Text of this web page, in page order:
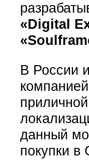
«Digital
В России
компанией
данный
покупки в